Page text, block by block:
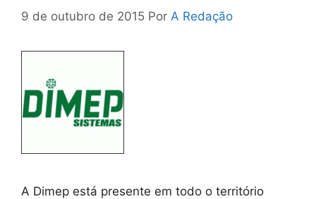
9 de outubro de 2015 Por A Redação
A Dimep está presente em todo o território